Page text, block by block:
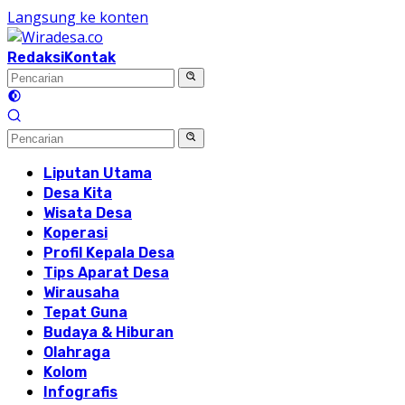
Langsung ke konten
RedaksiKontak
Liputan Utama
Desa Kita
Wisata Desa
Koperasi
Profil Kepala Desa
Tips Aparat Desa
Wirausaha
Tepat Guna
Budaya & Hiburan
Olahraga
Kolom
Infografis